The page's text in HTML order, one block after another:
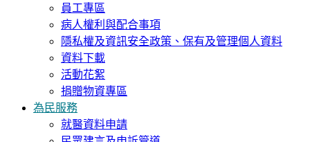
員工專區
病人權利與配合事項
隱私權及資訊安全政策、保有及管理個人資料
資料下載
活動花絮
捐贈物資專區
為民服務
就醫資料申請